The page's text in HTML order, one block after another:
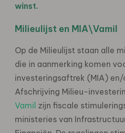
winst.
Milieulijst en MIA\Vamil
Op de Milieulijst staan alle
die in aanmerking komen
investeringsaftrek (MIA)
Afschrijving Milieu-
Vamil zijn fiscale
ministeries van